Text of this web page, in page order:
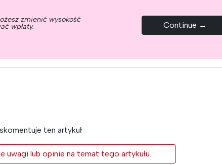
zmienić wysokość
wpłaty. Continue →
ten artykuł
uwagi lub opinie na temat tego artykułu.